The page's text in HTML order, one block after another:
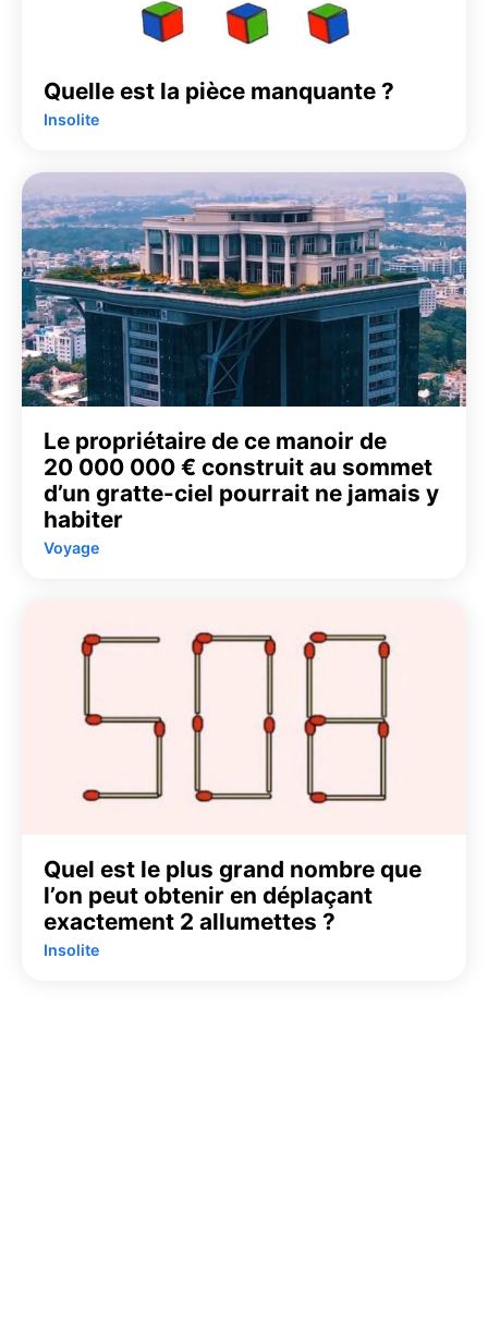
Quelle est la pièce manquante ?
Insolite
Le propriétaire de ce manoir de
20 000 000 € construit au sommet
d’un gratte-ciel pourrait ne jamais y
habiter
Voyage
Quel est le plus grand nombre que
l’on peut obtenir en déplaçant
exactement 2 allumettes ?
Insolite